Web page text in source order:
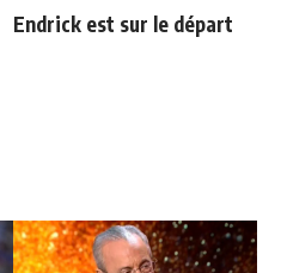
Endrick est sur le départ